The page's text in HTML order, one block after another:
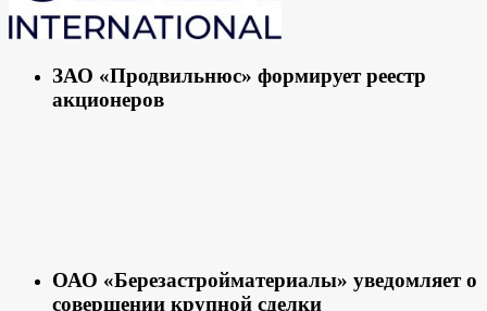
ЗАО «Продвильнюс» формирует реестр
акционеров
ОАО «Березастройматериалы» уведомляет о
совершении крупной сделки